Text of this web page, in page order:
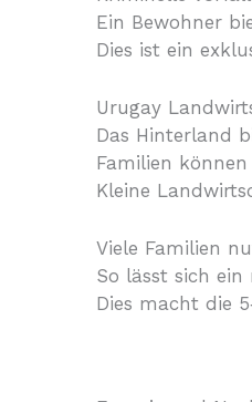
Ein Bewohner
Dies ist ein
Urugay
Das Hinterland
Familien
Kleine
Viele Familien
So lässt sich
Dies macht die